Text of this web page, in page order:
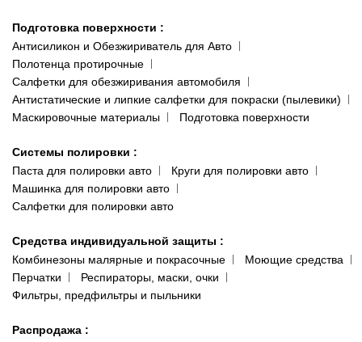
Подготовка поверхности :
Антисиликон и Обезжириватель для Авто
Полотенца протирочные
Салфетки для обезжиривания автомобиля
Антистатические и липкие салфетки для покраски (пылевики)
Маскировочные материалы
Подготовка поверхности
Системы полировки :
Паста для полировки авто
Круги для полировки авто
Машинка для полировки авто
Салфетки для полировки авто
Средства индивидуальной защиты :
Комбинезоны малярные и покрасочные
Моющие средства
Перчатки
Респираторы, маски, очки
Фильтры, предфильтры и пыльники
Распродажа :